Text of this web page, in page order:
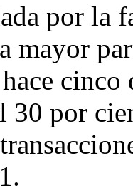
por la
mayor
cinco
30 por